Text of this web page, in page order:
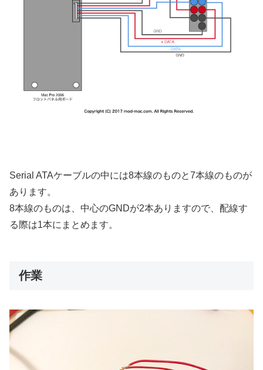
Serial ATAケーブルの中には8本線のものと7本線のものが
あります。
8本線のものは、中心のGNDが2本ありますので、配線す
る際は1本にまとめます。
作業